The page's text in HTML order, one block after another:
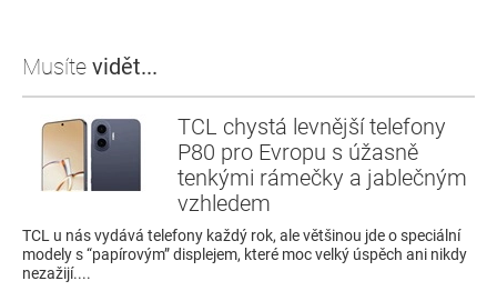
Musíte vidět...
TCL chystá levnější telefony
P80 pro Evropu s úžasně
tenkými rámečky a jablečným
vzhledem
TCL u nás vydává telefony každý rok, ale většinou jde o speciální
modely s “papírovým” displejem, které moc velký úspěch ani nikdy
nezažijí....